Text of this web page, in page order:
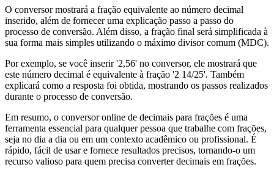
O conversor mostrará a fração equivalente ao número decimal
inserido, além de fornecer uma explicação passo a passo do
processo de conversão. Além disso, a fração final será simplificada à
sua forma mais simples utilizando o máximo divisor comum (MDC).
Por exemplo, se você inserir '2,56' no conversor, ele mostrará que
este número decimal é equivalente à fração '2 14/25'. Também
explicará como a resposta foi obtida, mostrando os passos realizados
durante o processo de conversão.
Em resumo, o conversor online de decimais para frações é uma
ferramenta essencial para qualquer pessoa que trabalhe com frações,
seja no dia a dia ou em um contexto acadêmico ou profissional. É
rápido, fácil de usar e fornece resultados precisos, tornando-o um
recurso valioso para quem precisa converter decimais em frações.